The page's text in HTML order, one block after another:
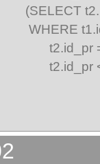
(SELECT
WHERE
t2.id_pr =
t2.id_pr <>